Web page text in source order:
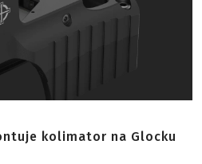
kolimator na Glocku